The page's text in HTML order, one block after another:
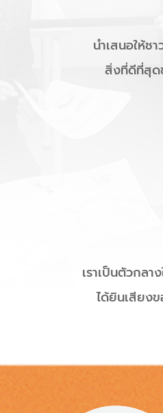
นำเสนอให้ช
สิ่งที่ดีที่สุด
เราเป็นตัวกลา
ได้ยินเสียง